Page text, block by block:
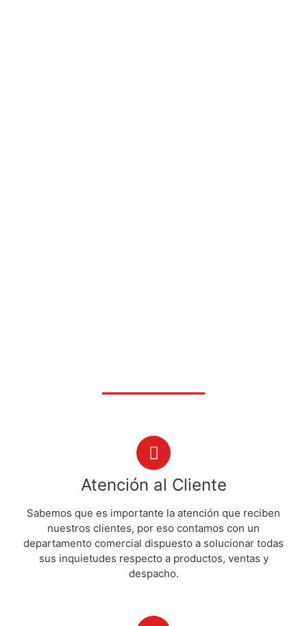
Atención al Cliente
Sabemos que es importante la atención que reciben
nuestros clientes, por eso contamos con un
departamento comercial dispuesto a solucionar todas
sus inquietudes respecto a productos, ventas y
despacho.